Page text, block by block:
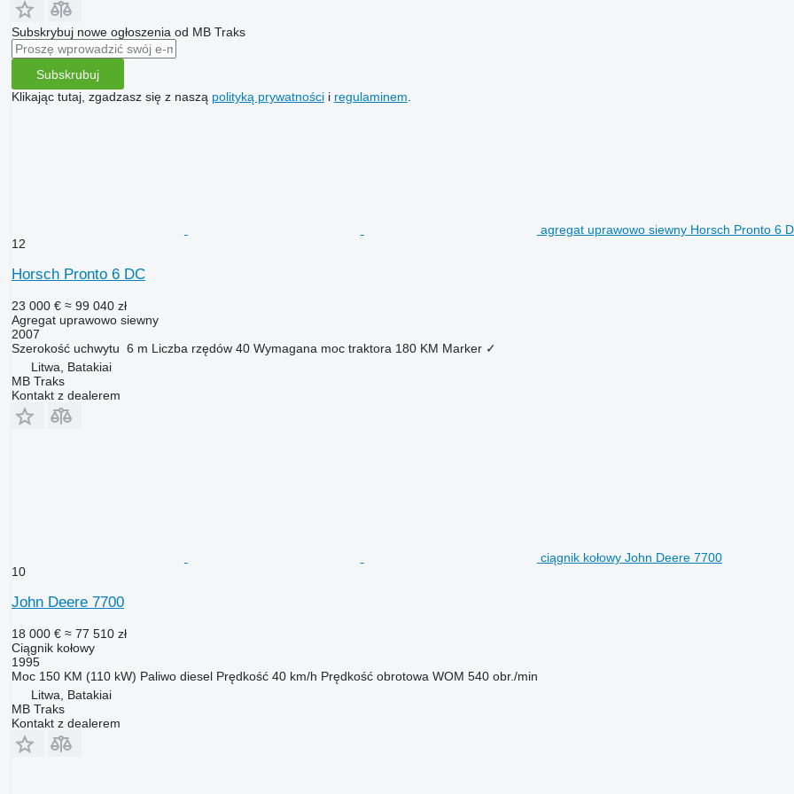
Subskrybuj nowe ogłoszenia od MB Traks
Subskrubuj
Klikając tutaj, zgadzasz się z naszą polityką prywatnościi regulaminem
agregat uprawowo siewny Horsch Pronto 6
12
Horsch Pronto 6 DC
23 000 € ≈ 99 040 zł
Agregat uprawowo siewny
2007
Szerokość uchwytu 6 m Liczba rzędów 40 Wymagana moc traktora 180 KM Marker ✓
Litwa, Batakiai
MB Traks
Kontakt z dealerem
ciągnik kołowy John Deere 7700
10
John Deere 7700
18 000 € ≈ 77 510 zł
Ciągnik kołowy
1995
Moc 150 KM (110 kW) Paliwo diesel Prędkość 40 km/h Prędkość obrotowa WOM 540 obr./min
Litwa, Batakiai
MB Traks
Kontakt z dealerem